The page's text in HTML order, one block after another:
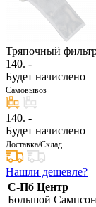
Тряпочный
140. -
Будет начислено
Самовывоз
140. -
Будет начислено
Доставка/Склад
Нашли дешевле?
С-Пб Центр
Большой